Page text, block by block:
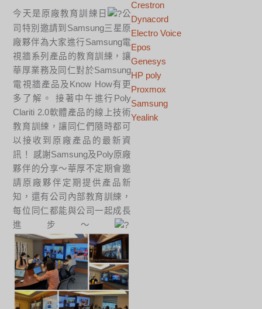
今天是原廠教育訓練日
公
司特別邀請到Samsung三星原
廠夥伴為大家進行Samsung電
視牆系列產品的教育訓練，讓
華厚業務及同仁對於Samsung
電視牆產品及Know How有更
多了解。 接著中午進行Poly
Clariti 2.0軟體產品的線上技術
教育訓練，讓同仁們隨時都可
以接收到原廠產品的最新資
訊！ 感謝Samsung及Poly原廠
夥伴的分享～華厚不定期會邀
請原廠夥伴定期提供產品新
知，還有公司內部教育訓練，
每位同仁都能與公司一起成長
進步～
Crestron
Dynacord
Electro Voice
Epos
Genesys
HP poly
Proxmox
Samsung
Yealink